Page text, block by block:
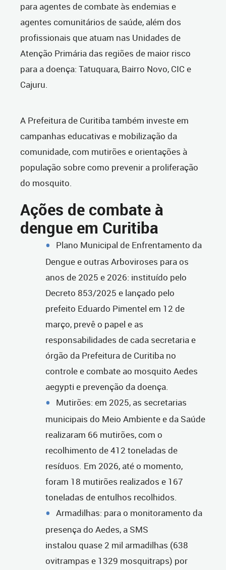
para agentes de combate às endemias e
agentes comunitários de saúde, além dos
profissionais que atuam nas Unidades de
Atenção Primária das regiões de maior risco
para a doença: Tatuquara, Bairro Novo, CIC e
Cajuru.
A Prefeitura de Curitiba também investe em
campanhas educativas e mobilização da
comunidade, com mutirões e orientações à
população sobre como prevenir a proliferação
do mosquito.
Ações de combate à
dengue em Curitiba
Plano Municipal de Enfrentamento da
Dengue e outras Arboviroses para os
anos de 2025 e 2026: instituído pelo
Decreto 853/2025 e lançado pelo
prefeito Eduardo Pimentel em 12 de
março, prevê o papel e as
responsabilidades de cada secretaria e
órgão da Prefeitura de Curitiba no
controle e combate ao mosquito Aedes
aegypti e prevenção da doença.
Mutirões: em 2025, as secretarias
municipais do Meio Ambiente e da Saúde
realizaram 66 mutirões, com o
recolhimento de 412 toneladas de
resíduos. Em 2026, até o momento,
foram 18 mutirões realizados e 167
toneladas de entulhos recolhidos.
Armadilhas: para o monitoramento da
presença do Aedes, a SMS
instalou quase 2 mil armadilhas (638
ovitrampas e 1329 mosquitraps) por